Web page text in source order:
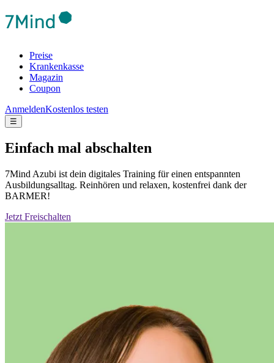
Preise
Krankenkasse
Magazin
Coupon
AnmeldenKostenlos testen
☰
Einfach mal abschalten
7Mind Azubi ist dein digitales Training für einen entspannten
Ausbildungsalltag. Reinhören und relaxen, kostenfrei dank der
BARMER!
Jetzt Freischalten